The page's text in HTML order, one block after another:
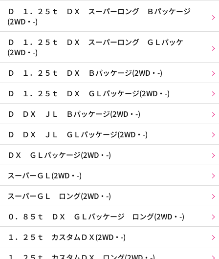
Ｄ １．２５ｔ ＤＸ スーパーロング Ｂパッケージ
(2WD・-)
Ｄ １．２５ｔ ＤＸ スーパーロング ＧＬパッケ
(2WD・-)
Ｄ １．２５ｔ ＤＸ Ｂパッケージ(2WD・-)
Ｄ １．２５ｔ ＤＸ ＧＬパッケージ(2WD・-)
Ｄ ＤＸ ＪＬ Ｂパッケージ(2WD・-)
Ｄ ＤＸ ＪＬ ＧＬパッケージ(2WD・-)
ＤＸ ＧＬパッケージ(2WD・-)
スーパーＧＬ(2WD・-)
スーパーＧＬ ロング(2WD・-)
０．８５ｔ ＤＸ ＧＬパッケージ ロング(2WD・-)
１．２５ｔ カスタムＤＸ(2WD・-)